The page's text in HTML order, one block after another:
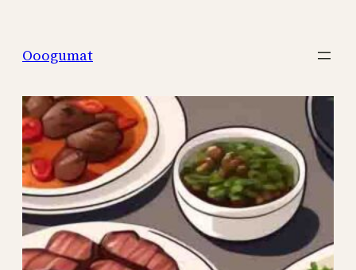
содержимому
Ooogumat